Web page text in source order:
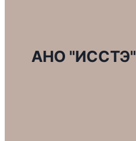
АНО "ИССТЭ"